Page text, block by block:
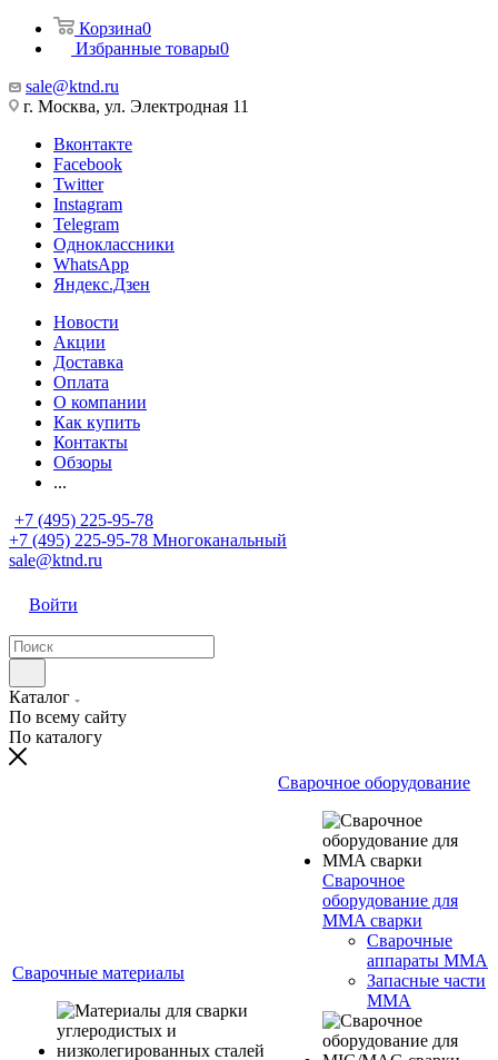
Корзина0
Избранные товары0
sale@ktnd.ru
г. Москва, ул. Электродная 11
Вконтакте
Facebook
Twitter
Instagram
Telegram
Одноклассники
WhatsApp
Яндекс.Дзен
Новости
Акции
Доставка
Оплата
О компании
Как купить
Контакты
Обзоры
...
+7 (495) 225-95-78
+7 (495) 225-95-78 Многоканальный
sale@ktnd.ru
Войти
Каталог
По всему сайту
По каталогу
Сварочные материалы
Сварочное оборудование
Сварочное
оборудование для
MMA сварки
Сварочные
аппараты MMA
Запасные части
MMA